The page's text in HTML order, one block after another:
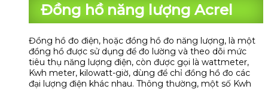
Đồng hồ năng lượng Acrel
Đồng hồ đo điện, hoặc đồng hồ đo năng lượng, là một
đồng hồ được sử dụng để đo lường và theo dõi mức
tiêu thụ năng lượng điện, còn được gọi là wattmeter,
Kwh meter, kilowatt-giờ, dùng để chỉ đồng hồ đo các
đại lượng điện khác nhau. Thông thường, một số Kwh